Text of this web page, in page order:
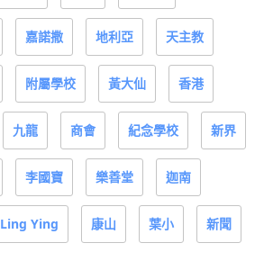
嘉諾撒 地利亞 天主教
附屬學校 黃大仙 香港
九龍 商會 紀念學校 新界
李國寶 樂善堂 迦南
Ling Ying 康山 葉小 新聞